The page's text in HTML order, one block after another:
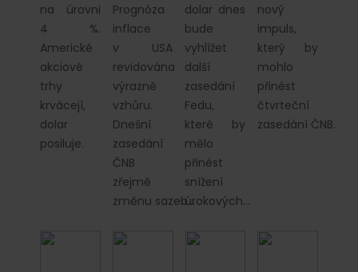
na úrovni
4 %.
Americké
akciové
trhy
krvácejí,
dolar
posiluje.
Prognóza
inflace
v USA
revidována
výrazně
vzhůru.
Dnešní
zasedání
ČNB
zřejmě
změnu sazeb…
dolar dnes
bude
vyhlížet
další
zasedání
Fedu,
které by
mělo
přinést
snížení
úrokových…
nový
impuls,
který by
mohlo
přinést
čtvrteční
zasedání ČNB.